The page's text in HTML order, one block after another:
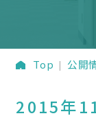
Top 公開
2015年